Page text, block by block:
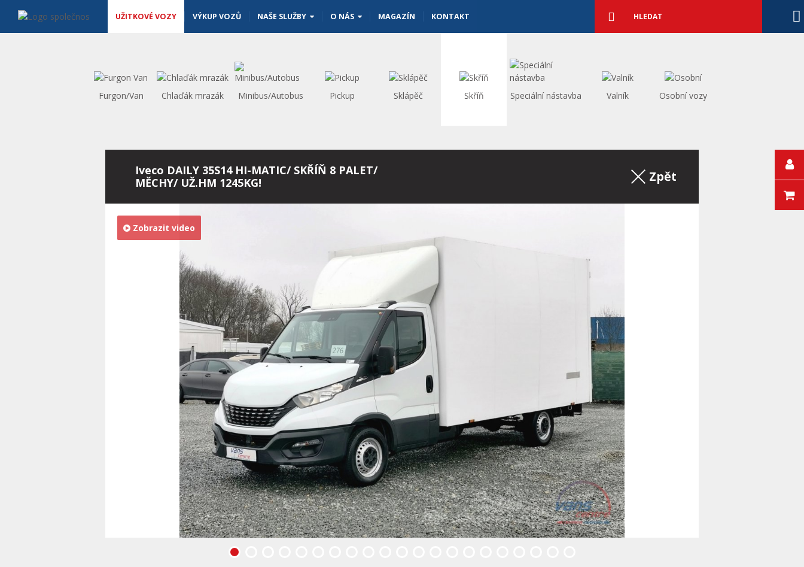
UŽITKOVÉ VOZY VÝKUP VOZŮ NAŠE SLUŽBY O NÁS MAGAZÍN KONTAKT vyhledávání
Vyhledat
Furgon/Van Chlaďák mrazák Minibus/Autobus Pickup Sklápěč Skříň Speciální nástavba Valník Osobní vozy
Iveco DAILY 35S14 HI-MATIC/ SKŘÍŇ 8 PALET/
MĚCHY/ UŽ.HM 1245KG!
Zpět na výpis
Předchozí
Zobrazit video